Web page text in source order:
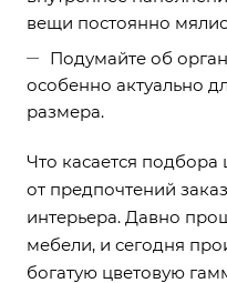
вещи постоянно
Подумайте об
особенно актуально
размера.
Что касается подбора
от предпочтений
интерьера. Давно
мебели, и сегодня
богатую цветовую